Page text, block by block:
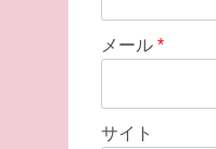
メール *
サイト